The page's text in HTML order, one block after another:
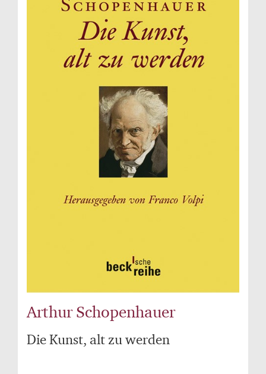
Arthur Schopenhauer
Die Kunst, alt zu werden